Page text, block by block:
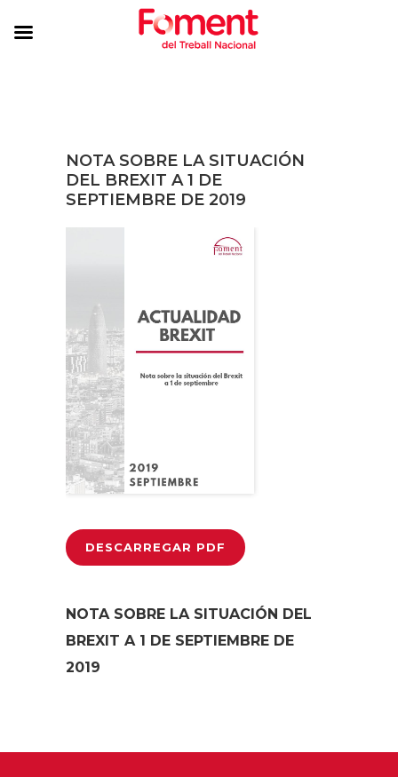
NOTA SOBRE LA SITUACIÓN
DEL BREXIT A 1 DE
SEPTIEMBRE DE 2019
DESCARREGAR PDF
NOTA SOBRE LA SITUACIÓN DEL
BREXIT A 1 DE SEPTIEMBRE DE
2019